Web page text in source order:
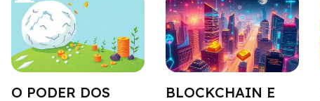
O PODER DOS
BLOCKCHAIN E